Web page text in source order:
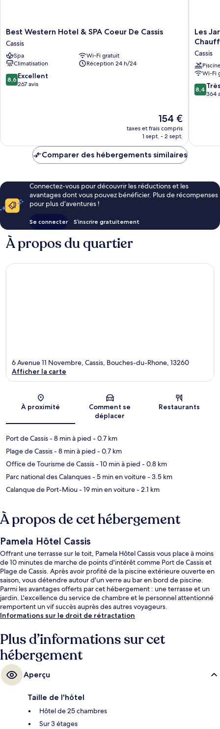
Best
Western
Hotel
&
SPA
Coeur
De
Best Western Hotel & SPA Coeur De Cassis
Cassis
Spa
Wi-Fi gratuit
Climatisation
Réception 24 h/24
8.6
sur
8,6 Excellent
267 avis
Le
nouveau
prix
de
154 €
taxes et frais compris
1 sept. - 2 sept.
Les
Jardins
Cassis
-
Parking
Jacuzzi
Piscine
Les
Cassis
Wi-Fi
8.4
sur
8,4
364
Comparer des hébergements similaires
Connectez-vous pour découvrir les réductions et les
avantages dont vous pouvez bénéficier. Plus de récompenses
pour plus d’aventures !
Se connecter S’inscrire gratuitement
À propos du quartier
Carte
6 Avenue 11 Novembre, Cassis, Bouches-du-Rhone, 13260
Afficher la carte
À proximité
Comment se
déplacer
Restaurants
Port de Cassis- 8 min à pied - 0.7 km
Plage de Cassis- 8 min à pied - 0.7 km
Office de Tourisme de Cassis- 10 min à pied - 0.8 km
Parc national des Calanques- 5 min en voiture- 3.5 km
Calanque de Port-Miou- 19 min en voiture- 2.1 km
À propos de cet hébergement
Pamela Hôtel Cassis
Offrant une terrasse sur le toit, Pamela Hôtel Cassis vous place à moins
de 10 minutes de marche de points d'intérêt comme Port de Cassis et
Plage de Cassis. Après avoir profité de la piscine extérieure ouverte en
saison, vous détendre autour d'un verre au bar en bord de piscine.
Parmi les avantages offerts par cet hébergement : une terrasse et un
jardin. L'excellence du service de chambre et le personnel attentionné
remportent un vif succès auprès des autres voyageurs.
Informations sur le droit de rétractation
Plus d’informations sur cet
hébergement
Aperçu
Taille de l'hôtel
Hôtel de 25 chambres
Sur 3 étages